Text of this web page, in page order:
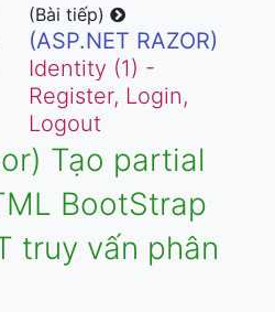
(Bài tiếp)
(ASP.NET RAZOR)
Identity (1) -
Register, Login,
Logout
Tạo partial
BootStrap
truy vấn phân